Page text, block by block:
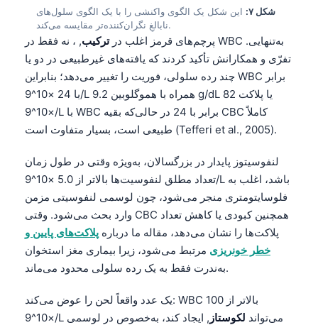
شکل ۷:
این شکل یک الگوی واکنشی را با یک الگوی سلول‌های
نابالغِ نگران‌کننده‌تر مقایسه می‌کند.
پرچم‌های قرمز اغلب درترکیب, ، نه فقط در WBC به‌تنهایی.
تفرّی و همکارانش تأکید کردند که یافته‌های غیرطبیعی در دو یا
چند رده سلولی، فوریت را تغییر می‌دهد؛ بنابراین WBC برابر
با 24 ×10^9/L همراه با هموگلوبین 9.2 g/dL یا پلاکت 82
×10^9/L با WBC برابر با 24 در حالی‌که بقیه CBC کاملاً
طبیعی است، بسیار متفاوت است (Tefferi et al., 2005).
لنفوسیتوز پایدار در بزرگسالان، به‌ویژه وقتی در طول زمان
تعداد مطلق لنفوسیت‌ها بالاتر از 5.0 ×10^9/L باشد، اغلب به
فلوسایتومتری منجر می‌شود، چون لوسمی لنفوسیتی مزمن
وارد بحث می‌شود. وقتی CBC همچنین کبودی یا کاهش تعداد
پلاکت‌ها را نشان می‌دهد، مقاله ما درباره پلاکت‌های پایین و
خطر خونریزی مرتبط می‌شود، زیرا بیماری مغز استخوان
به‌ندرت فقط به یک رده سلولی محدود می‌ماند.
یک عدد واقعاً لحن را عوض می‌کند: WBC بالاتر از 100
×10^9/L می‌تواند لکوستاز , ایجاد کند، به‌خصوص در لوسمیதமிழ்
ಕನ್ನಡ
മലയാളം
Bahasa Melayu
Tiếng Việt
Tagalog
ဗမာစာ
ភាសាខ្មែរ
Kiswahili
አማርኛ
Українська
O‘zbekcha